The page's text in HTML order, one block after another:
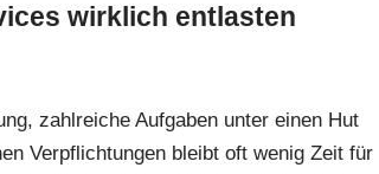
wirklich entlasten
zahlreiche Aufgaben unter einen Hut
Verpflichtungen bleibt oft wenig Zeit für